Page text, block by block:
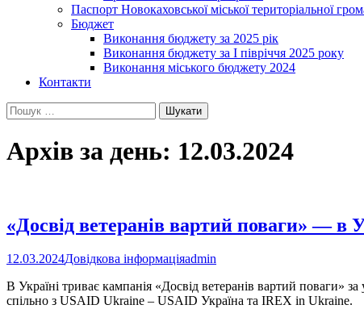
Паспорт Новокаховської міської територіальної
Бюджет
Виконання бюджету за 2025 рік
Виконання бюджету за І півріччя 2025 року
Виконання міського бюджету 2024
Контакти
Пошук:
Архів за день: 12.03.2024
«Досвід ветеранів вартий поваги» — в
12.03.2024Довідкова інформаціяadmin
В Україні триває кампанія «Досвід ветеранів вартий поваги»
спільно з USAID Ukraine – USAID Україна та IREX in Ukraine.